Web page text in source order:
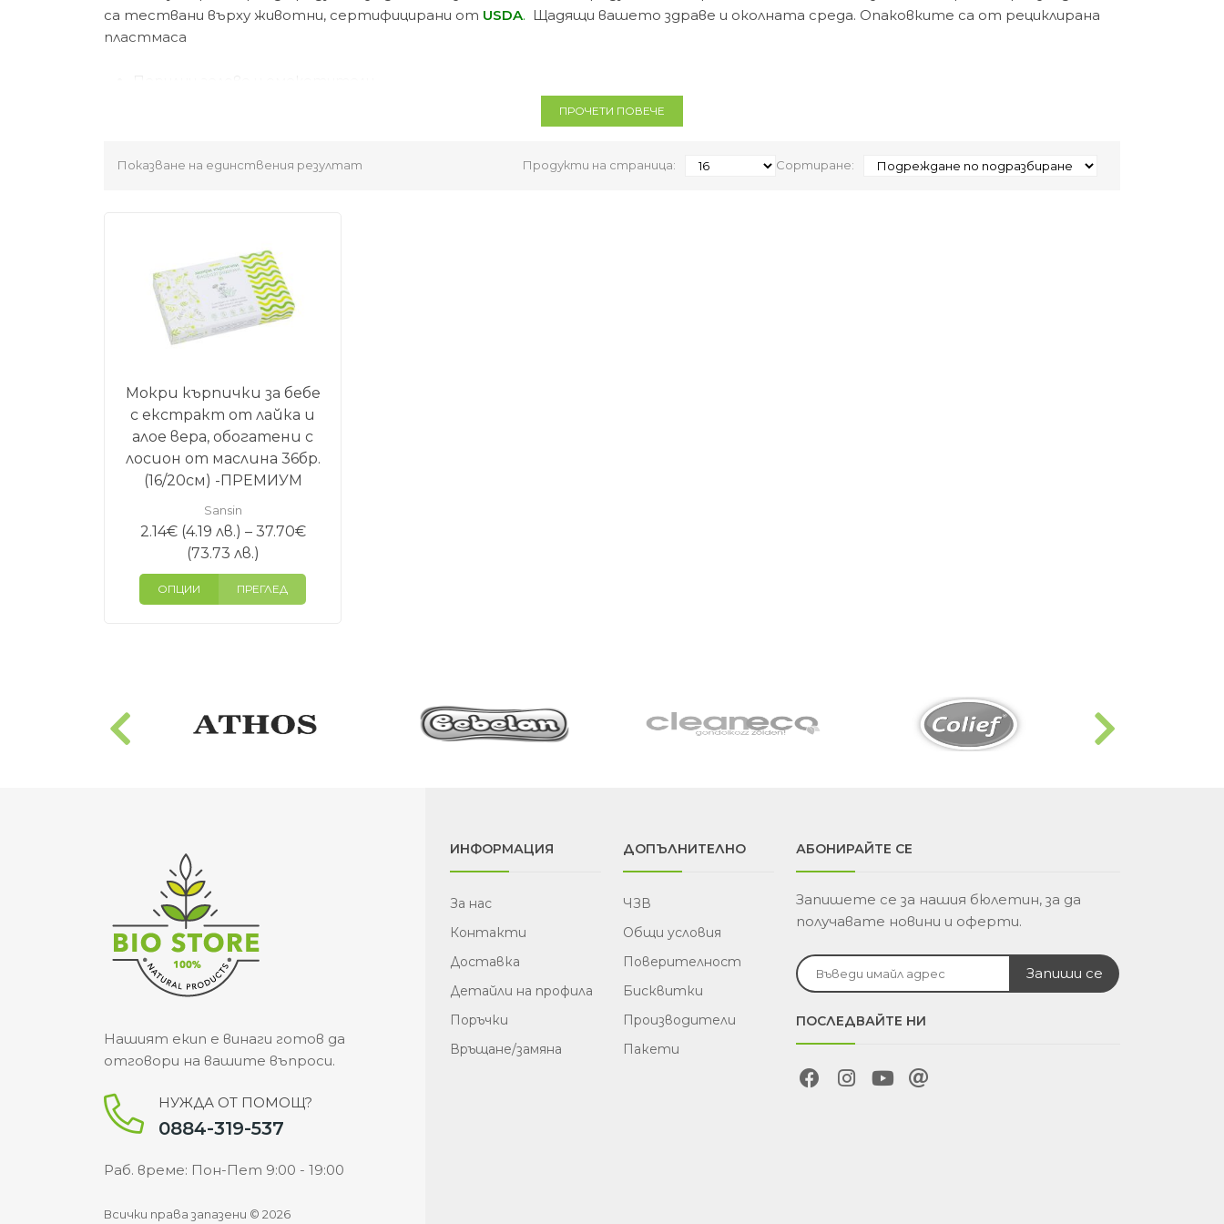
са тествани върху животни, сертифицирани от USDA. Щадящи вашето здраве и околната среда. Опаковките са от рециклирана
пластмаса
ПРОЧЕТИ ПОВЕЧЕ
Показване на единствения резултат Сортиране:
Продукти на страница:
Мокри кърпички за бебе
с екстракт от лайка и
алое вера, обогатени с
лосион от маслина 36бр.
(16/20см) -ПРЕМИУМ
Sansin
2.14€(4.19 лв.) – 37.70€
(73.73 лв.)
range:
2.14€
лв.)
ОПЦИИ ПРЕГЛЕД
Нашият екип е винаги готов да
отговори на вашите въпроси.
НУЖДА ОТ ПОМОЩ?
0884-319-537
Раб. време: Пон-Пет 9:00 - 19:00
ИНФОРМАЦИЯ
За нас
Контакти
Доставка
Детайли на профила
Поръчки
Връщане/замяна
ДОПЪЛНИТЕЛНО
ЧЗВ
Общи условия
Поверителност
Бисквитки
Производители
Пакети
АБОНИРАЙТЕ СЕ
Запишете се за нашия бюлетин, за да
получавате новини и оферти.
ПОСЛЕДВАЙТЕ НИ
Всички права запазени © 2026